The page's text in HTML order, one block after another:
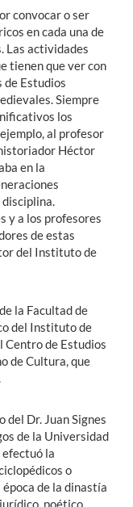
convocar o ser
en cada una de
Las actividades
tienen que ver con
de Estudios
Siempre
los
al profesor
Héctor
en la
y a los profesores
de estas
del Instituto de
la Facultad de
del Instituto de
Centro de Estudios
de Cultura, que
del Dr. Juan Signes
de la Universidad
efectuó la
o
de la dinastía
poético,